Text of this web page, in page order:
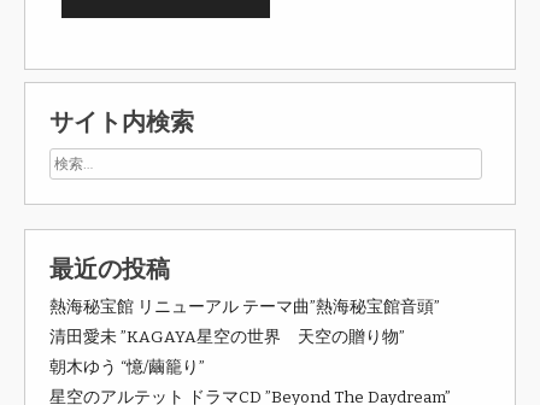
サイト内検索
最近の投稿
熱海秘宝館 リニューアル テーマ曲”熱海秘宝館音頭”
清田愛未 ”KAGAYA星空の世界 天空の贈り物”
朝木ゆう “憶/繭籠り”
星空のアルテット ドラマCD ”Beyond The Daydream”